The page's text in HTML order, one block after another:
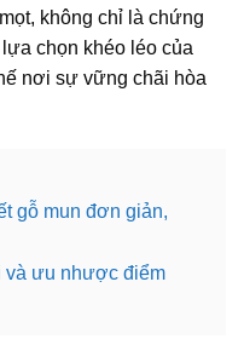
không chỉ là chứng
chọn khéo léo của
nơi sự vững chãi hòa
gỗ mun đơn giản,
và ưu nhược điểm